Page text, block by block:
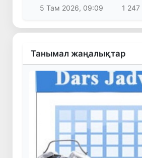
5 Там 2026, 09:09
1 247
Танымал жаңалықтар